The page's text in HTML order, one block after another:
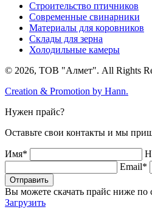
Строительство птичников
Современные свинарники
Материалы для коровников
Склады для зерна
Холодильные камеры
© 2026, ТОВ "Алмет". All Rights
Creation & Promotion by Hann.
Нужен прайс?
Оставьте свои контакты и мы
Имя*
Email*
Отправить
Вы можете скачать прайс ниже по
Загрузить